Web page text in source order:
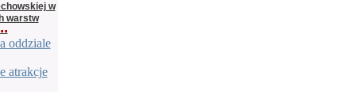
w
warstw
oddziale
atrakcje